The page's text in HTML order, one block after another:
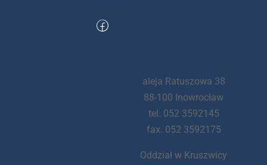
aleja Ratuszowa 38
88-100 Inowrocław
tel. 052 3592145
fax. 052 3592175
Oddział w Kruszwicy